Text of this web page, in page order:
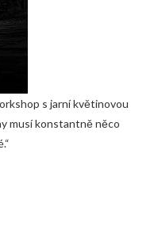
s jarní květinovou
musí konstantně něco